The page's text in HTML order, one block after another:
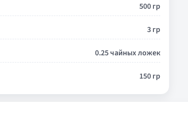
500 гр
3 гр
0.25 чайных ложек
150 гр